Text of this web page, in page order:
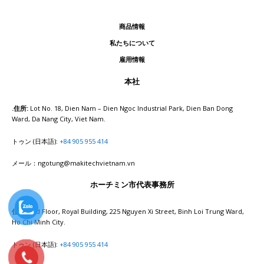
商品情報
私たちについて
雇用情報
本社
.住所: Lot No. 18, Dien Nam – Dien Ngoc Industrial Park, Dien Ban Dong
Ward, Da Nang City, Viet Nam.
トゥン (日本語): +84 905 955 414
メール：ngotung@makitechvietnam.vn
ホーチミン市代表事務所
住所:2nd Floor, Royal Building, 225 Nguyen Xi Street, Binh Loi Trung Ward,
Ho Chi Minh City.
トゥン (日本語): +84 905 955 414